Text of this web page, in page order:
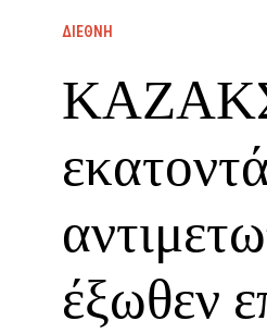
ΔΙΕΘΝΗ
έξωθεν